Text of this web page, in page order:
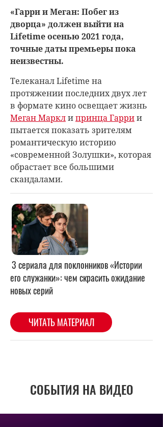
«Гарри и Меган: Побег из
дворца» должен выйти на
Lifetime осенью 2021 года,
точные даты премьеры пока
неизвестны.
Телеканал Lifetime на
протяжении последних двух лет
в формате кино освещает жизнь
Меган Марклипринца Гаррии
пытается показать зрителям
романтическую историю
«современной Золушки», которая
обрастает все большими
скандалами.
СОБЫТИЯ НА ВИДЕО